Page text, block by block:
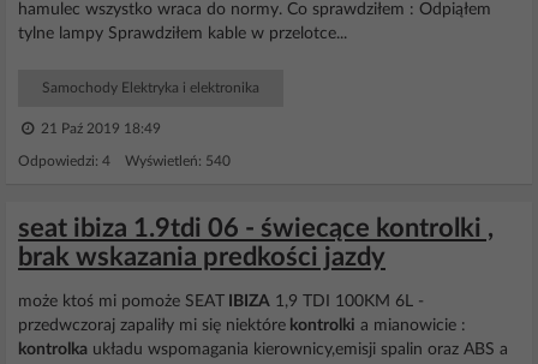
hamulec wszystko wraca do normy. Co sprawdziłem : Odpiąłem
tylne lampy Sprawdziłem kable w przelotce...
Samochody Elektryka i elektronika
21 Paź 2019 18:49
Odpowiedzi: 4 Wyświetleń: 540
seat ibiza 1.9tdi 06 - świecące kontrolki ,
brak wskazania predkości jazdy
może ktoś mi pomoże SEAT IBIZA 1,9 TDI 100KM 6L -
przedwczoraj zapaliły mi się niektóre kontrolki a mianowicie :
kontrolka układu wspomagania kierownicy,emisji spalin oraz ABS a